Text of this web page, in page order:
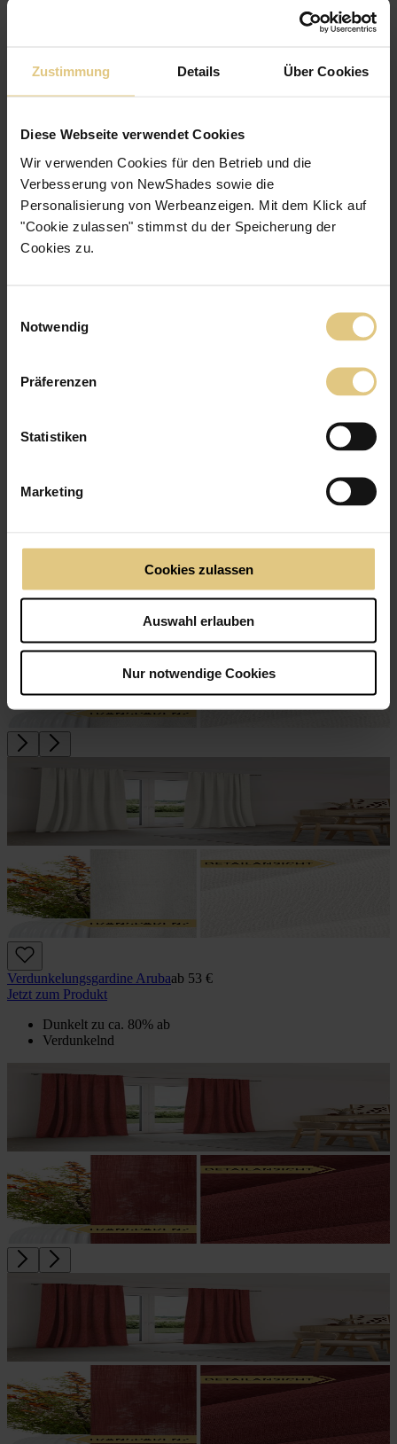
Zustimmung Details Über Cookies
Diese Webseite verwendet Cookies
Wir verwenden Cookies für den Betrieb und die
Verbesserung von NewShades sowie die
Personalisierung von Werbeanzeigen. Mit dem Klick auf
"Cookie zulassen" stimmst du der Speicherung der
Cookies zu.
Notwendig
Präferenzen
Statistiken
Marketing
Cookies zulassen
Auswahl erlauben
Nur notwendige Cookies
Verdunkelungs­gardine Arubaab 53 €
Jetzt zum Produkt
Dunkelt zu ca. 80% ab
Verdunkelnd